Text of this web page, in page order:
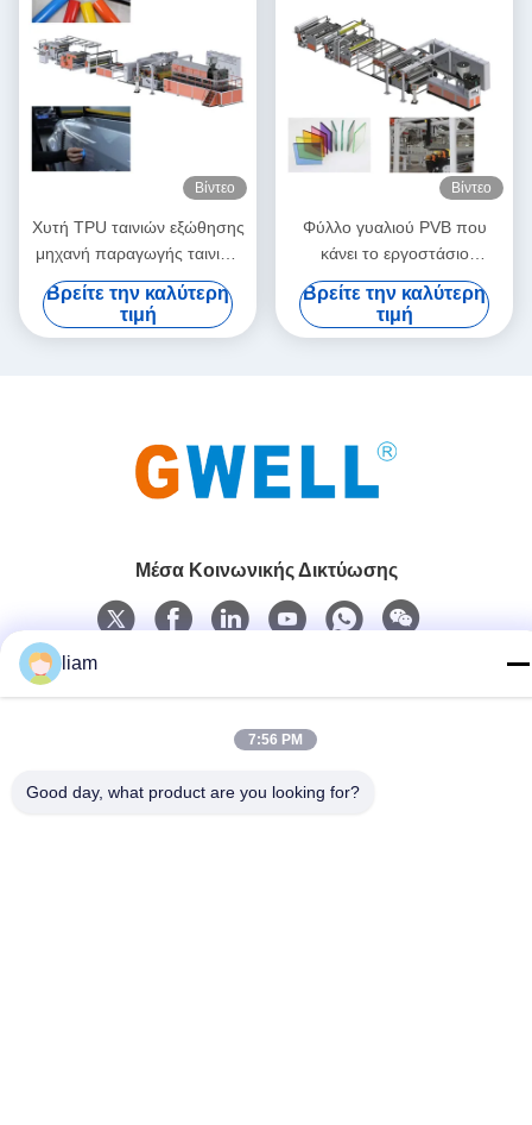
Βίντεο
Χυτή TPU ταινιών εξώθησης
μηχανή παραγωγής ταινιών
γραμμών TPU διπλή ενιαίος
εξωθητής βιδών
Βρείτε την καλύτερη
τιμή
Βίντεο
Φύλλο γυαλιού PVB που
κάνει το εργοστάσιο
μηχανών γραμμών εξώθησης
ταινιών ενδιάμεσων
στρωμάτων μηχανών PVB
Βρείτε την καλύτερη
τιμή
Μέσα Κοινωνικής Δικτύωσης
E-mail
liam
7:56 PM
Good day, what product are you looking for?